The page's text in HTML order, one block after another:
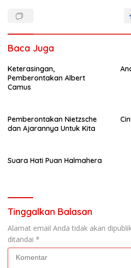
Baca Juga
Keterasingan,
Pemberontakan Albert
Camus
Pemberontakan Nietzsche
dan Ajarannya Untuk Kita
Suara Hati Puan Halmahera
Tinggalkan Balasan
Alamat email Anda tidak akan
ditandai *